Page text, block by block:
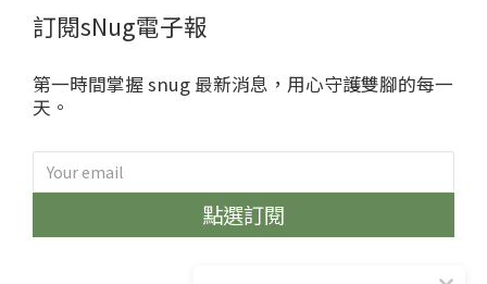
訂閱sNug電子報
第一時間掌握 snug 最新消息，用心守護雙腳的每一
天。
點選訂閱